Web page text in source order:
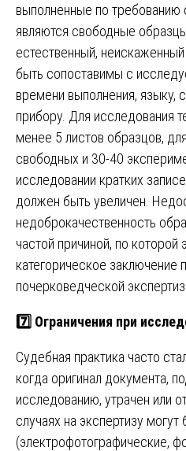
выполненные по
являются свободные
естественный,
быть сопоставимы с
времени выполнения,
прибору. Для исследования
менее 5 листов образцов,
свободных и 30-40
исследовании кратких
должен быть увеличен.
недоброкачественность
частой причиной, по
категорическое заключение
почерковедческой
7️⃣ Ограничения при
Судебная практика часто
когда оригинал документа,
исследованию, утрачен или
случаях на экспертизу
(электрофотографические,